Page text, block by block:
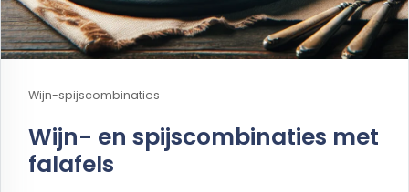
Wijn-spijscombinaties
Wijn- en spijscombinaties met
falafels